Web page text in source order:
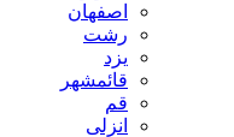
اصفهان
رشت
یزد
قائمشهر
قم
انزلی